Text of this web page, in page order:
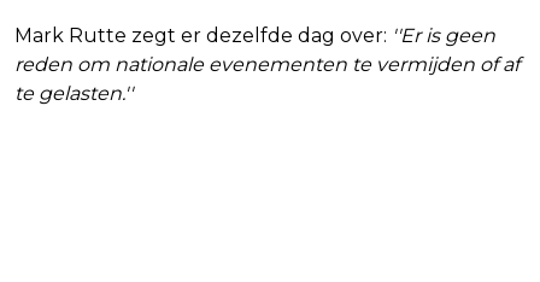
Mark Rutte zegt er dezelfde dag over: ''Er is geen
reden om nationale evenementen te vermijden of af
te gelasten.''